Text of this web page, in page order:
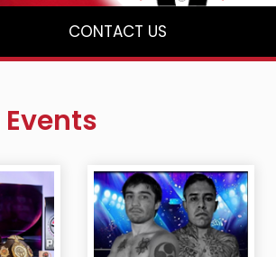
CONTACT US
Events